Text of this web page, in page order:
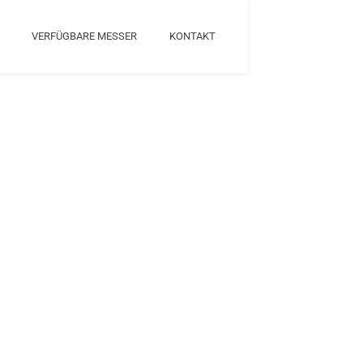
VERFÜGBARE MESSER KONTAKT